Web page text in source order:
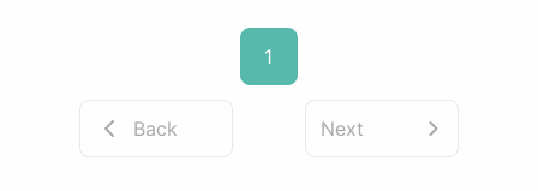
1
Back Next